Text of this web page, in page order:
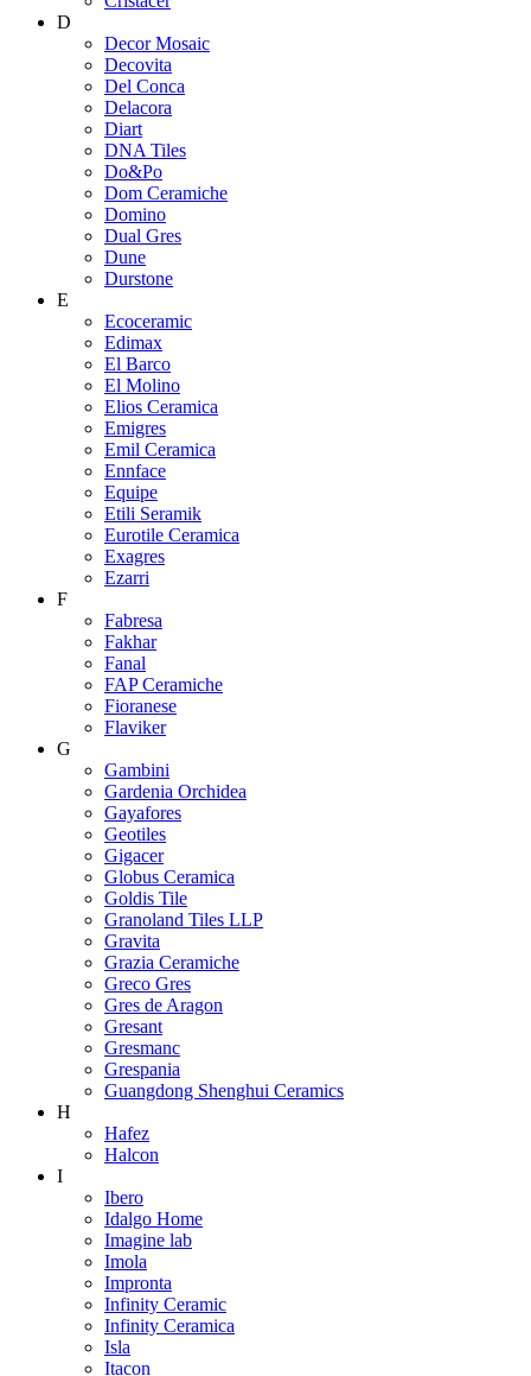
D
Decor Mosaic
Decovita
Del Conca
Delacora
Diart
DNA Tiles
Do&Po
Dom Ceramiche
Domino
Dual Gres
Dune
Durstone
E
Ecoceramic
Edimax
El Barco
El Molino
Elios Ceramica
Emigres
Emil Ceramica
Ennface
Equipe
Etili Seramik
Eurotile Ceramica
Exagres
Ezarri
F
Fabresa
Fakhar
Fanal
FAP Ceramiche
Fioranese
Flaviker
G
Gambini
Gardenia Orchidea
Gayafores
Geotiles
Gigacer
Globus Ceramica
Goldis Tile
Granoland Tiles LLP
Gravita
Grazia Ceramiche
Greco Gres
Gres de Aragon
Gresant
Gresmanc
Grespania
Guangdong Shenghui Ceramics
H
Hafez
Halcon
I
Ibero
Idalgo Home
Imagine lab
Imola
Impronta
Infinity Ceramic
Infinity Ceramica
Isla
Itacon